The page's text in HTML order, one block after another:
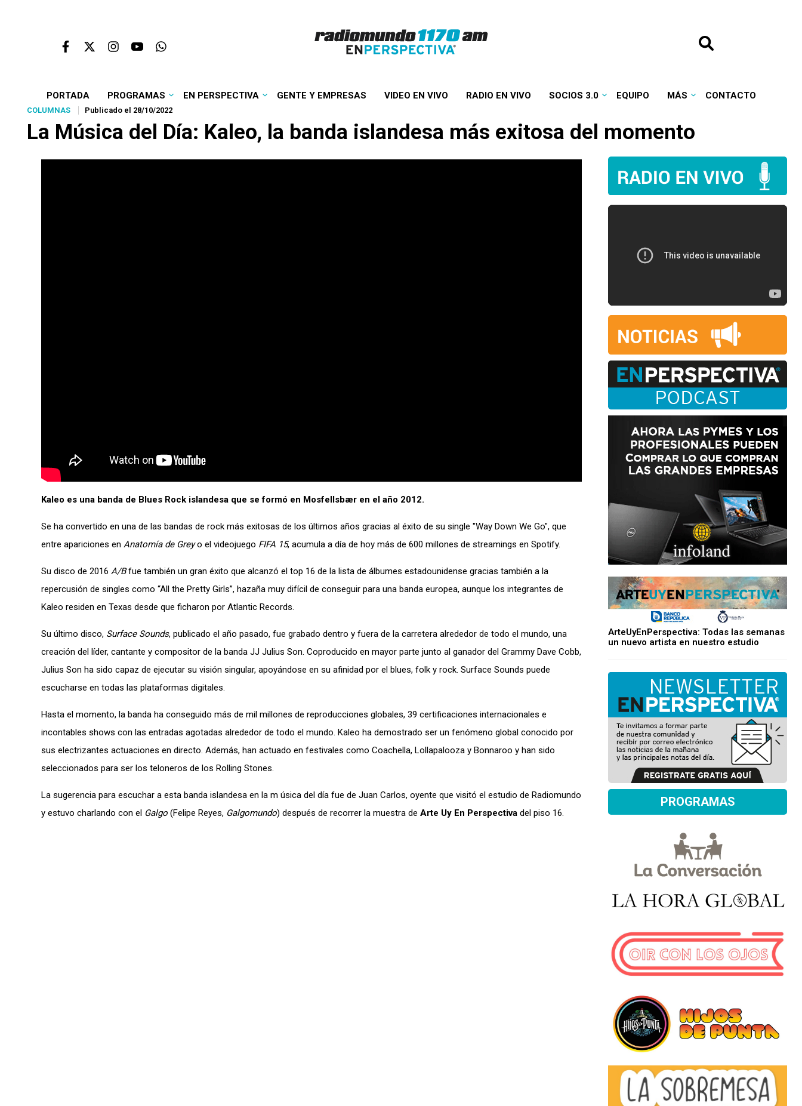
PORTADA PROGRAMAS EN PERSPECTIVA GENTE Y EMPRESAS VIDEO EN VIVO RADIO EN VIVO SOCIOS 3.0 EQUIPO MÁS CONTACTO
COLUMNAS Publicado el 28/10/2022
La Música del Día: Kaleo, la banda islandesa más exitosa del momento
Kaleo es una banda de Blues Rock islandesa que se formó en Mosfellsbær en el año 2012.
Se ha convertido en una de las bandas de rock más exitosas de los últimos años gracias al éxito de su single "Way Down We Go", que
entre apariciones en Anatomía de Greyo el videojuego FIFA 15, acumula a día de hoy más de 600 millones de streamings en Spotify.
Su disco de 2016 A/Bfue también un gran éxito que alcanzó el top 16 de la lista de álbumes estadounidense gracias también a la
repercusión de singles como “All the Pretty Girls”, hazaña muy difícil de conseguir para una banda europea, aunque los integrantes de
Kaleo residen en Texas desde que ficharon por Atlantic Records.
Su último disco, Surface Sounds, publicado el año pasado, fue grabado dentro y fuera de la carretera alrededor de todo el mundo, una
creación del líder, cantante y compositor de la banda JJ Julius Son. Coproducido en mayor parte junto al ganador del Grammy Dave Cobb,
Julius Son ha sido capaz de ejecutar su visión singular, apoyándose en su afinidad por el blues, folk y rock. Surface Sounds puede
escucharse en todas las plataformas digitales.
Hasta el momento, la banda ha conseguido más de mil millones de reproducciones globales, 39 certificaciones internacionales e
incontables shows con las entradas agotadas alrededor de todo el mundo. Kaleo ha demostrado ser un fenómeno global conocido por
sus electrizantes actuaciones en directo. Además, han actuado en festivales como Coachella, Lollapalooza y Bonnaroo y han sido
seleccionados para ser los teloneros de los Rolling Stones.
La sugerencia para escuchar a esta banda islandesa en la m úsica del día fue de Juan Carlos, oyente que visitó el estudio de Radiomundo
y estuvo charlando con el Galgo (Felipe Reyes, Galgomundo) después de recorrer la muestra de Arte Uy En Perspectiva del piso 16.
ArteUyEnPerspectiva: Todas las semanas
un nuevo artista en nuestro estudio
PROGRAMAS